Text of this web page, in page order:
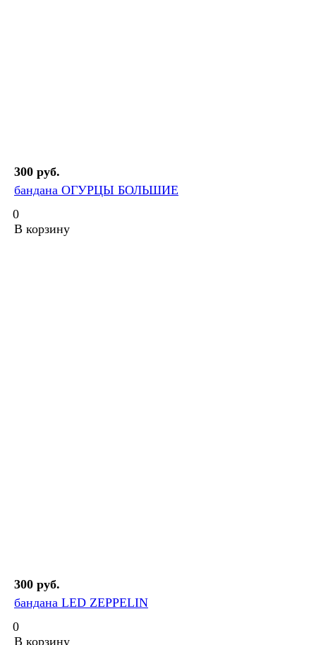
300 руб.
бандана ОГУРЦЫ БОЛЬШИЕ
0
В корзину
300 руб.
бандана LED ZEPPELIN
0
В корзину